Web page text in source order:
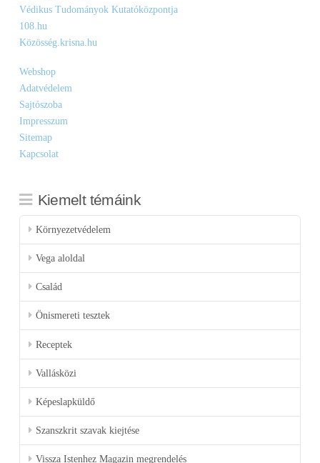
Védikus Tudományok Kutatóközpontja
108.hu
Közösség.krisna.hu
Webshop
Adatvédelem
Sajtószoba
Impresszum
Sitemap
Kapcsolat
Kiemelt témáink
Környezetvédelem
Vega aloldal
Család
Önismereti tesztek
Receptek
Vallásközi
Képeslapküldő
Szanszkrit szavak kiejtése
Vissza Istenhez Magazin megrendelés